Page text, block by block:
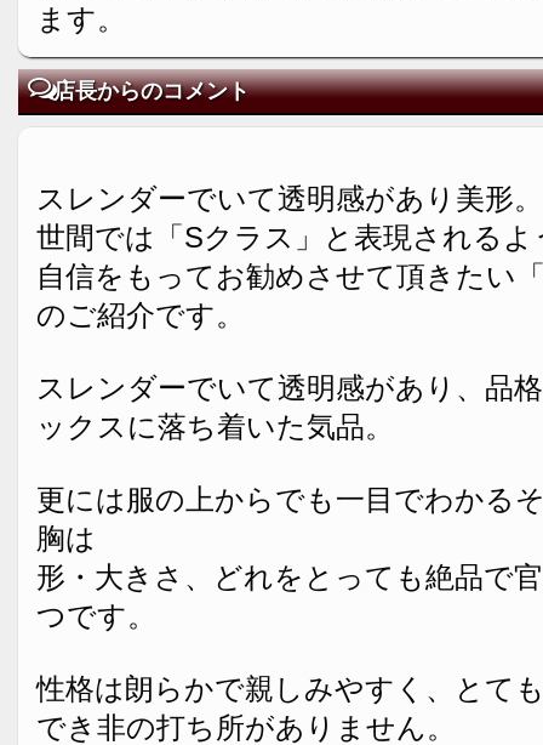
ます。
店長からのコメント
スレンダーでいて透明感があり美形。
世間では「Sクラス」と表現される
自信をもってお勧めさせて頂きたい
のご紹介です。
スレンダーでいて透明感があり、品
ックスに落ち着いた気品。
更には服の上からでも一目でわかる
胸は
形・大きさ、どれをとっても絶品で
つです。
性格は朗らかで親しみやすく、とて
でき非の打ち所がありません。